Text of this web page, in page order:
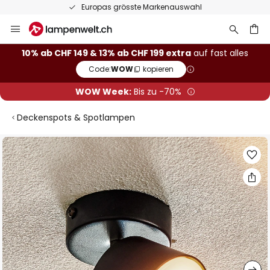
Europas grösste Markenauswahl
Inhalt
springen
10% ab CHF 149 & 13% ab CHF 199 extra auf fast alles
Code:WOW kopieren
WOW Week:Bis zu -70%
Deckenspots & Spotlampen
Zum
Ende
der
Bildgalerie
springen